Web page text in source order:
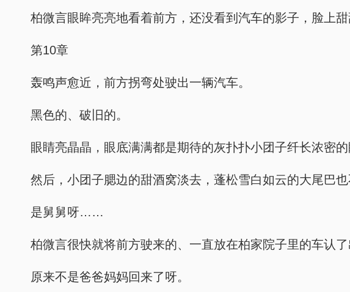
柏微言眼眸亮亮地看着前方，还没看到汽车的影子，脸上甜
第10章
轰鸣声愈近，前方拐弯处驶出一辆汽车。
黑色的、破旧的。
眼睛亮晶晶，眼底满满都是期待的灰扑扑小团子纤长浓密
然后，小团子腮边的甜酒窝淡去，蓬松雪白如云的大尾巴也
是舅舅呀……
柏微言很快就将前方驶来的、一直放在柏家院子里的车认了
原来不是爸爸妈妈回来了呀。